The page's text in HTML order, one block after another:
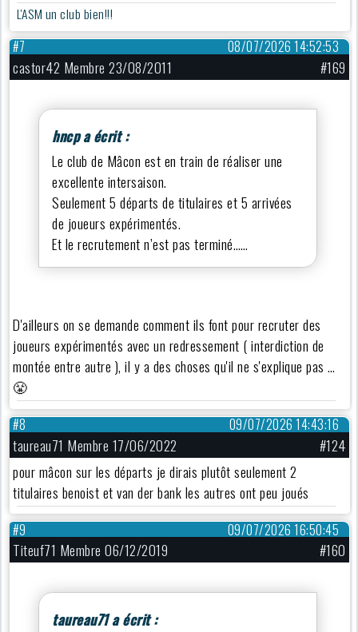
L'ASM un club bien!!!
08/07/2026 14:52:53
#7
castor42 Membre 23/08/2011 #169
hncp a écrit :
Le club de Mâcon est en train de réaliser une
excellente intersaison.
Seulement 5 départs de titulaires et 5 arrivées
de joueurs expérimentés.
Et le recrutement n’est pas terminé……
D'ailleurs on se demande comment ils font pour recruter des
joueurs expérimentés avec un redressement ( interdiction de
montée entre autre ), il y a des choses qu'il ne s'explique pas …
😤
09/07/2026 14:43:16
#8
taureau71 Membre 17/06/2022
#124
pour mâcon sur les départs je dirais plutôt seulement 2
titulaires benoist et van der bank les autres ont peu joués
09/07/2026 16:50:45
#9
Titeuf71 Membre 06/12/2019 #160
taureau71 a écrit :